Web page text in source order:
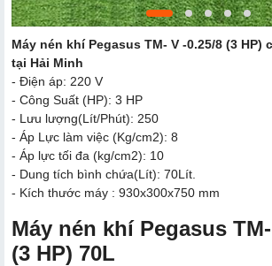
Máy nén khí Pegasus TM- V -0.25/8 (3
tại Hải Minh
- Điện áp: 220 V
- Công Suất (HP): 3 HP
- Lưu lượng(Lít/Phút): 250
- Áp Lực làm việc (Kg/cm2): 8
- Áp lực tối đa (kg/cm2): 10
- Dung tích bình chứa(Lít): 70Lít.
- Kích thước máy : 930x300x750 mm
Máy nén khí Pegasus
(3 HP) 70L